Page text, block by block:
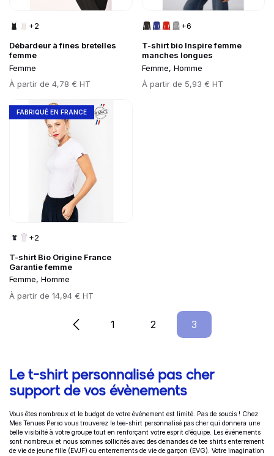
Débardeur à fines bretelles
femme
Femme
Prix
À partir de 4,78 € HT
+2
T-shirt bio Inspire femme
manches longues
Femme, Homme
Prix
À partir de 5,93 € HT
+6
T-shirt Bio Origine France
Garantie femme
Femme, Homme
Prix
À partir de 14,94 € HT
FABRIQUÉ EN FRANCE
+2
Go to product page
Page
1 Page
2 Page
3
Informations complémentaires
Le t-shirt personnalisé pas cher
support de vos évènements
Vous êtes nombreux et le budget de votre événement est limité. Pas de soucis ! Chez
Mes Tenues Perso vous trouverez le tee-shirt personnalisé pas cher qui donnera une
belle visibilté à votre groupe tout en renforçant votre esprit d’équipe. Les événements
sont nombreux et nous sommes sollicités avec des demandes de tee shirts enterrement
de vie de jeune fille (EVJF) ou enterrements de vie de garçon (EVG). Votre imagination